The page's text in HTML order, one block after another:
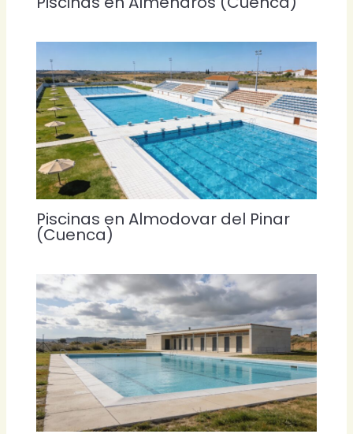
Piscinas en Almodovar del Pinar
(Cuenca)